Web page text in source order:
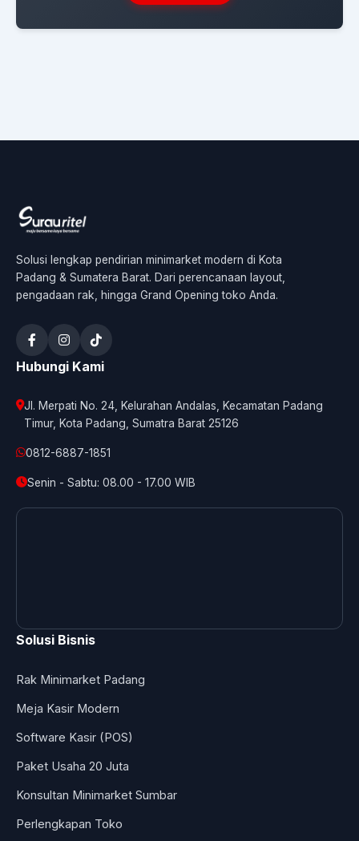
Solusi lengkap pendirian minimarket modern di Kota
Padang & Sumatera Barat. Dari perencanaan layout,
pengadaan rak, hingga Grand Opening toko Anda.
Hubungi Kami
Jl. Merpati No. 24, Kelurahan Andalas, Kecamatan Padang
Timur, Kota Padang, Sumatra Barat 25126
0812-6887-1851
Senin - Sabtu: 08.00 - 17.00 WIB
Solusi Bisnis
Rak Minimarket Padang
Meja Kasir Modern
Software Kasir (POS)
Paket Usaha 20 Juta
Konsultan Minimarket Sumbar
Perlengkapan Toko